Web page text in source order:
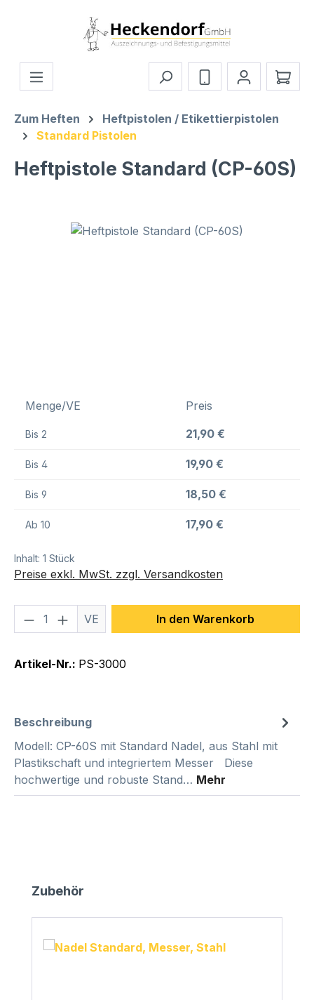
Zum Hauptinhalt springen
Zum Heften
Heftpistolen / Etikettierpistolen
Standard Pistolen
Heftpistole Standard (CP-60S)
Bildergalerie überspringen
Menge/VE Preis
Bis 2 21,90 €
Bis 4 19,90 €
Bis 9 18,50 €
Ab 10 17,90 €
Inhalt: 1 Stück
Preise exkl. MwSt. zzgl. Versandkosten
Produkt Anzahl: Gib den
VE In den Warenkorb
Artikel-Nr.: PS-3000
Beschreibung
Modell: CP-60S mit Standard Nadel, aus Stahl mit
Plastikschaft und integriertem Messer Diese
hochwertige und robuste Stand… Mehr
Produktgalerie überspringen
Zubehör